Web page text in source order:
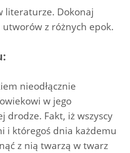
literaturze. Dokonaj
z różnych epok.
nieodłącznie
w jego
drodze. Fakt, iż wszyscy
i któregoś dnia każdemu
z nią twarzą w twarz